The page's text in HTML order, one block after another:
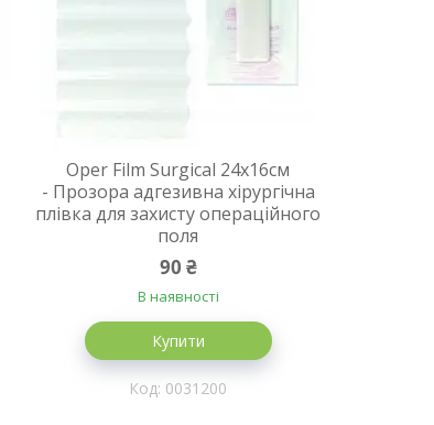
Oper Film Surgical 24х16см
- Прозора адгезивна хірургічна
плівка для захисту операційного
поля
90 ₴
В наявності
Купити
0031200